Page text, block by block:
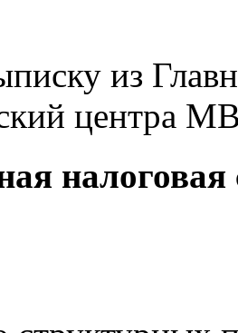
из
центра
налоговая